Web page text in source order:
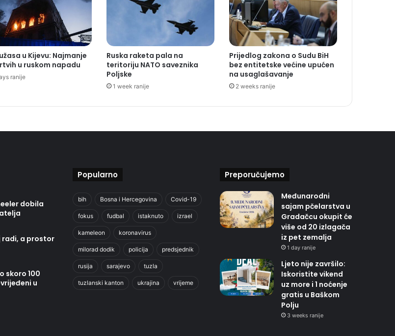
u Kijevu: Najmanje
u ruskom napadu
ranije
Ruska raketa pala na
teritoriju NATO saveznika
Poljske
1 week ranije
Prijedlog zakona o Sudu BiH
bez entitetske većine upućen
na usaglašavanje
2 weeks ranije
dobila
radi, a prostor
skoro 100
u
Popularno
bih Bosna i Hercegovina Covid-19
fokus fudbal istaknuto izrael
kameleon koronavirus
milorad dodik policija predsjednik
rusija sarajevo tuzla
tuzlanski kanton ukrajina vrijeme
Preporučujemo
Međunarodni
sajam pčelarstva u
Gradačcu okupit će
više od 20 izlagača
iz pet zemalja
1 day ranije
Ljeto nije završilo:
Iskoristite vikend
uz more i 1 noćenje
gratis u Baškom
Polju
3 weeks ranije